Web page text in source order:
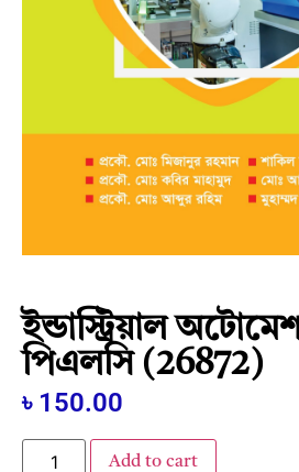
ইন্ডাস্ট্রিয়াল
পিএলসি (26872)
৳ 150.00
Add to cart